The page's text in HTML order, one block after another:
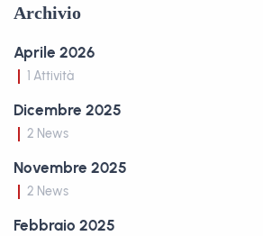
Archivio
Aprile 2026
1 Attività
Dicembre 2025
2 News
Novembre 2025
2 News
Febbraio 2025